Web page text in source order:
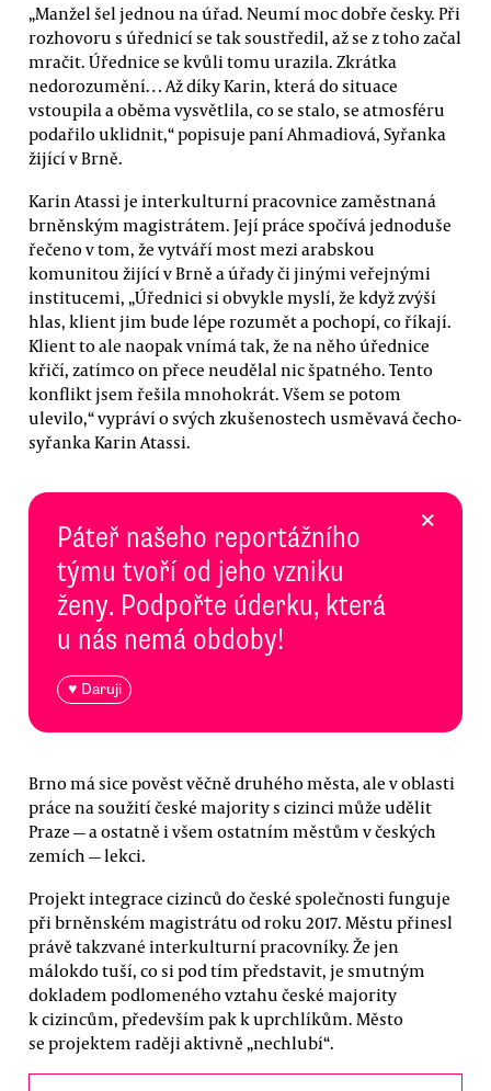
„Manžel šel jednou na úřad. Neumí moc dobře česky. Při
rozhovoru s úřednicí se tak soustředil, až se z toho začal
mračit. Úřednice se kvůli tomu urazila. Zkrátka
nedorozumění… Až díky Karin, která do situace
vstoupila a oběma vysvětlila, co se stalo, se atmosféru
podařilo uklidnit,“ popisuje paní Ahmadiová, Syřanka
žijící v Brně.
Karin Atassi je interkulturní pracovnice zaměstnaná
brněnským magistrátem. Její práce spočívá jednoduše
řečeno v tom, že vytváří most mezi arabskou
komunitou žijící v Brně a úřady či jinými veřejnými
institucemi, „Úřednici si obvykle myslí, že když zvýší
hlas, klient jim bude lépe rozumět a pochopí, co říkají.
Klient to ale naopak vnímá tak, že na něho úřednice
křičí, zatímco on přece neudělal nic špatného. Tento
konflikt jsem řešila mnohokrát. Všem se potom
ulevilo,“ vypráví o svých zkušenostech usměvavá čecho-
syřanka Karin Atassi.
Páteř našeho reportážního
týmu tvoří od jeho vzniku
ženy. Podpořte úderku, která
u nás nemá obdoby!
♥ Daruji
×
Brno má sice pověst věčně druhého města, ale v oblasti
práce na soužití české majority s cizinci může udělit
Praze — a ostatně i všem ostatním městům v českých
zemích — lekci.
Projekt integrace cizinců do české společnosti funguje
při brněnském magistrátu od roku 2017. Městu přinesl
právě takzvané interkulturní pracovníky. Že jen
málokdo tuší, co si pod tím představit, je smutným
dokladem podlomeného vztahu české majority
k cizincům, především pak k uprchlíkům. Město
se projektem raději aktivně „nechlubí“.